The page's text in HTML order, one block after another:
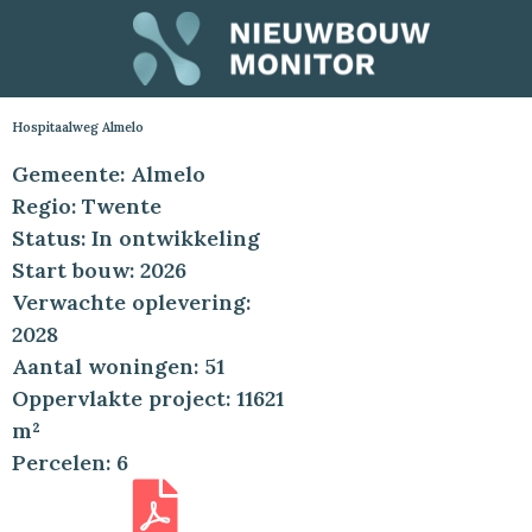
Hospitaalweg Almelo
Gemeente: Almelo
Regio: Twente
Status: In ontwikkeling
Start bouw: 2026
Verwachte oplevering:
2028
Aantal woningen: 51
Oppervlakte project: 11621
m²
Percelen: 6